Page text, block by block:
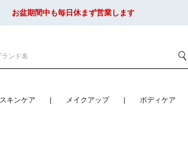
お盆期間中も毎日休まず営業します
スキンケア メイクアップ ボディケア